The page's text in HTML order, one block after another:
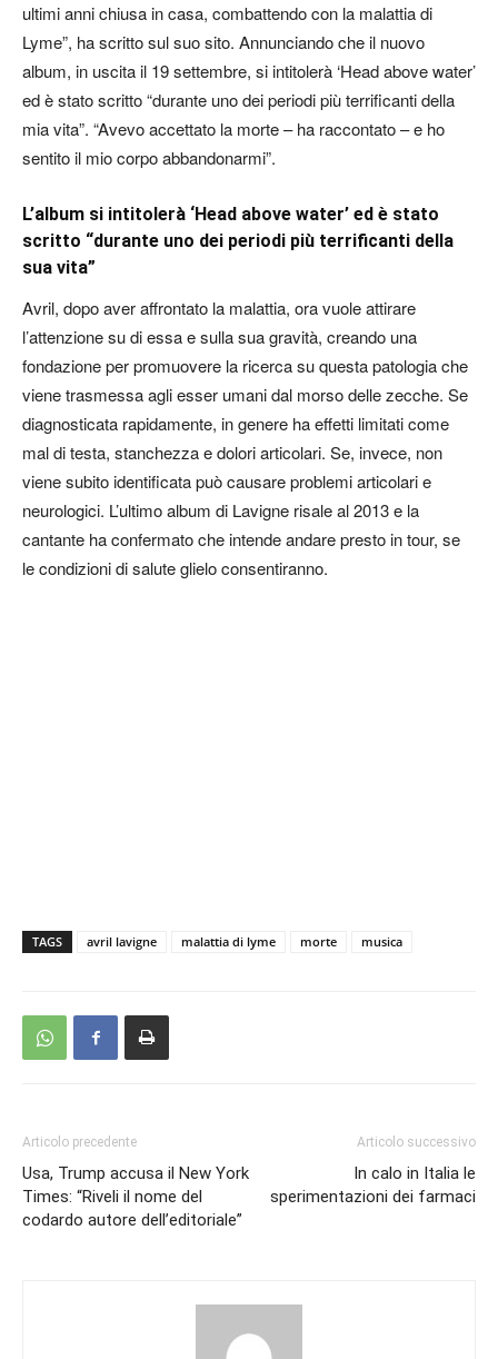
ultimi anni chiusa in casa, combattendo con la malattia di
Lyme”, ha scritto sul suo sito. Annunciando che il nuovo
album, in uscita il 19 settembre, si intitolerà ‘Head above water’
ed è stato scritto “durante uno dei periodi più terrificanti della
mia vita”. “Avevo accettato la morte – ha raccontato – e ho
sentito il mio corpo abbandonarmi”.
L’album si intitolerà ‘Head above water’ ed è stato
scritto “durante uno dei periodi più terrificanti della
sua vita”
Avril, dopo aver affrontato la malattia, ora vuole attirare
l’attenzione su di essa e sulla sua gravità, creando una
fondazione per promuovere la ricerca su questa patologia che
viene trasmessa agli esser umani dal morso delle zecche. Se
diagnosticata rapidamente, in genere ha effetti limitati come
mal di testa, stanchezza e dolori articolari. Se, invece, non
viene subito identificata può causare problemi articolari e
neurologici. L’ultimo album di Lavigne risale al 2013 e la
cantante ha confermato che intende andare presto in tour, se
le condizioni di salute glielo consentiranno.
TAGS avril lavigne malattia di lyme morte musica
Articolo precedente
Usa, Trump accusa il New York
Times: “Riveli il nome del
codardo autore dell’editoriale”
Articolo successivo
In calo in Italia le
sperimentazioni dei farmaci